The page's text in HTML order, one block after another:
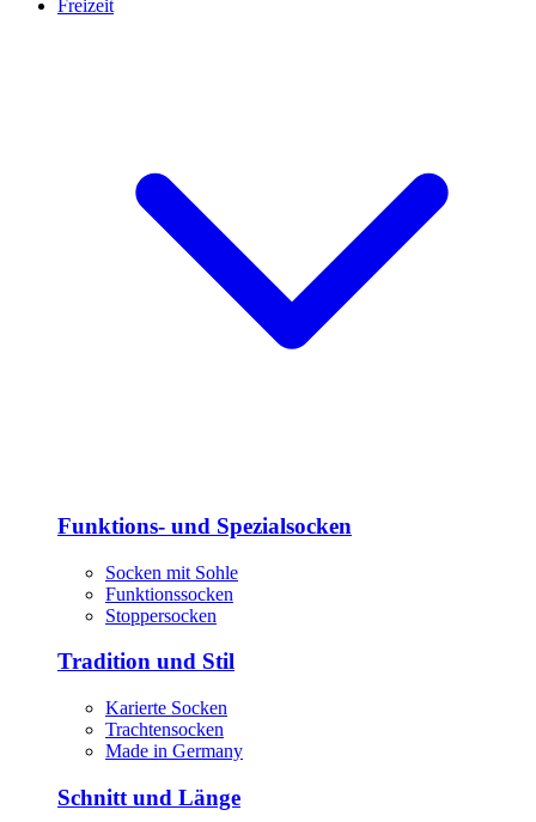
Freizeit
Funktions- und Spezialsocken
Socken mit Sohle
Funktionssocken
Stoppersocken
Tradition und Stil
Karierte Socken
Trachtensocken
Made in Germany
Schnitt und Länge